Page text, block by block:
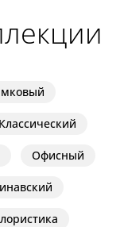
Классический
Офисный